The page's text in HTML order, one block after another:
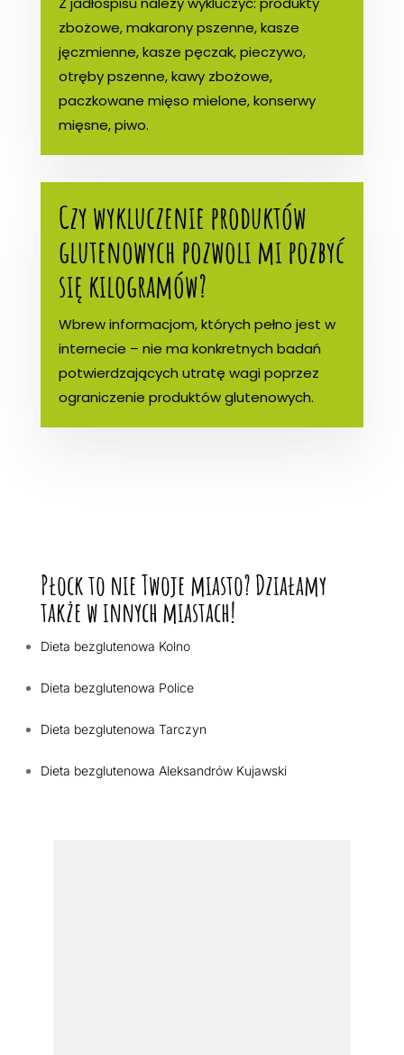
zbożowe, makarony pszenne, kasze
jęczmienne, kasze pęczak, pieczywo,
otręby pszenne, kawy zbożowe,
paczkowane mięso mielone, konserwy
mięsne, piwo.
Czy wykluczenie produktów
glutenowych pozwoli mi pozbyć
się kilogramów?
Wbrew informacjom, których pełno jest w
internecie – nie ma konkretnych badań
potwierdzających utratę wagi poprzez
ograniczenie produktów glutenowych.
Płock to nie Twoje miasto? Działamy
także w innych miastach!
Dieta bezglutenowa Kolno
Dieta bezglutenowa Police
Dieta bezglutenowa Tarczyn
Dieta bezglutenowa Aleksandrów Kujawski